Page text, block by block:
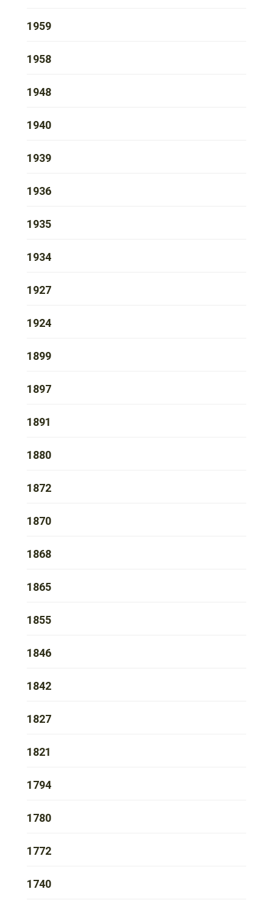
1959
1958
1948
1940
1939
1936
1935
1934
1927
1924
1899
1897
1891
1880
1872
1870
1868
1865
1855
1846
1842
1827
1821
1794
1780
1772
1740